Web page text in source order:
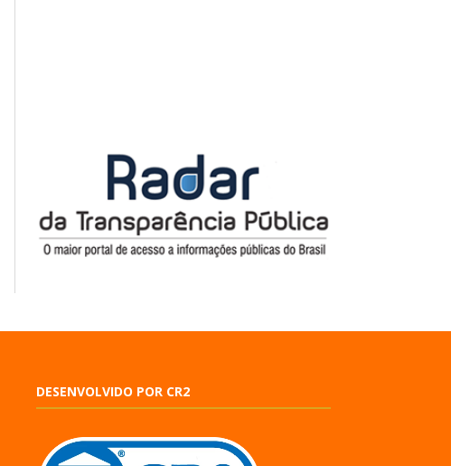
DESENVOLVIDO POR CR2